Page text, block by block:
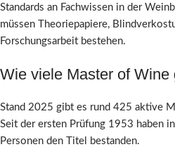
Standards an Fachwissen in der
müssen Theoriepapiere,
Forschungsarbeit bestehen.
Wie viele Master of
Stand 2025 gibt es rund 425 aktive
Seit der ersten Prüfung 1953 haben
Personen den Titel bestanden.